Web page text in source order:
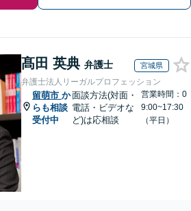
髙田 英典 弁護士 宮城県
弁護士法人リーガルプロフェッション
留萌市 か
らも相談
受付中
面談方法(対面・
電話・ビデオな
ど)は応相談
営業時間：0
9:00~17:30
（平日）